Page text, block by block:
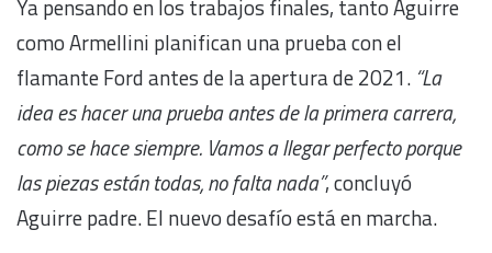
Ya pensando en los trabajos finales, tanto Aguirre
como Armellini planifican una prueba con el
flamante Ford antes de la apertura de 2021. “La
idea es hacer una prueba antes de la primera carrera,
como se hace siempre. Vamos a llegar perfecto porque
las piezas están todas, no falta nada”, concluyó
Aguirre padre. El nuevo desafío está en marcha.